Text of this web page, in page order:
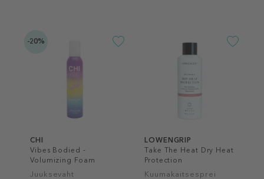
-20%
CHI
Vibes Bodied -
Volumizing Foam
Juuksevaht
LOWENGRIP
Take The Heat Dry Heat
Protection
Kuumakaitsesprei